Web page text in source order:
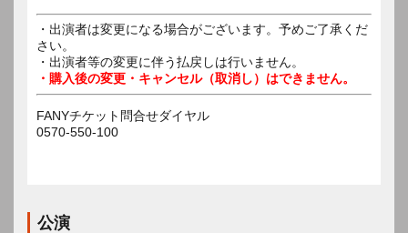
・出演者は変更になる場合がございます。予めご了承くだ
さい。
・出演者等の変更に伴う払戻しは行いません。
・購入後の変更・キャンセル（取消し）はできません。
FANYチケット問合せダイヤル
0570-550-100
公演